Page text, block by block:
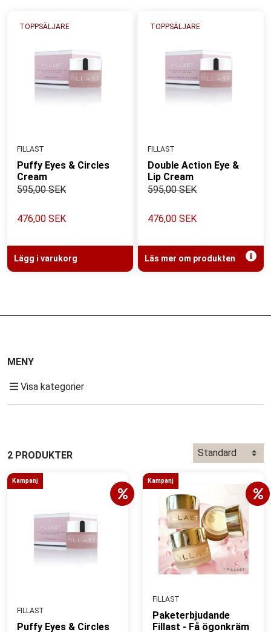
TOPPSÄLJARE
FILLAST
Puffy Eyes & Circles
Cream
595,00 SEK
476,00 SEK
Lägg i varukorg
TOPPSÄLJARE
FILLAST
Double Action Eye &
Lip Cream
595,00 SEK
476,00 SEK
Läs mer om produkten
MENY
Visa kategorier
2 PRODUKTER
Kampanj
FILLAST
Puffy Eyes & Circles
Kampanj
FILLAST
Paketerbjudande
Fillast - Få ögonkräm